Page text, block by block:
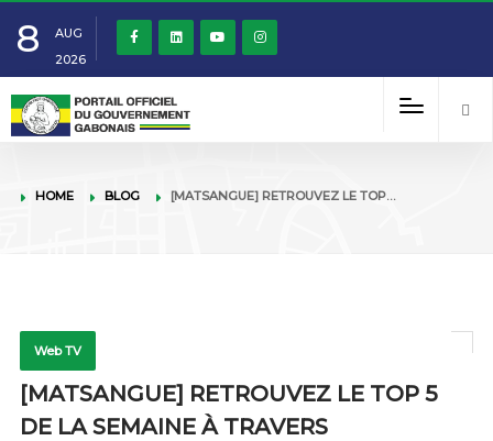
8
AUG
2026
HOME BLOG [MATSANGUE] RETROUVEZ LE TOP…
Web TV
[MATSANGUE] RETROUVEZ LE TOP 5
DE LA SEMAINE À TRAVERS